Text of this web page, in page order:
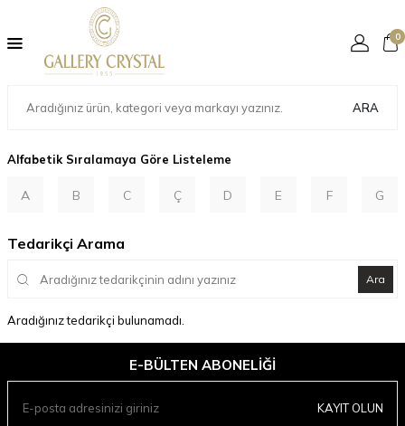
ARA
0
Alfabetik Sıralamaya Göre Listeleme
A B C Ç D E F G
Tedarikçi Arama
Ara
Aradığınız tedarikçi bulunamadı.
E-BÜLTEN ABONELIĞI
KAYIT OLUN